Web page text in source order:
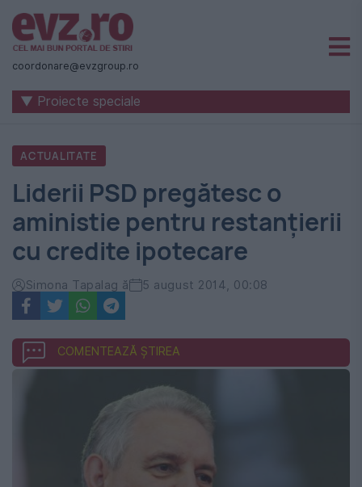
Știri
naționale
internaționale
România
-
Evenimentul
Zilei
coordonare@evzgroup.ro
▼ Proiecte speciale
ACTUALITATE
Liderii PSD pregătesc o
aministie pentru restanțierii
cu credite ipotecare
Simona Tapalag ă 5 august 2014, 00:08
COMENTEAZĂ ȘTIREA